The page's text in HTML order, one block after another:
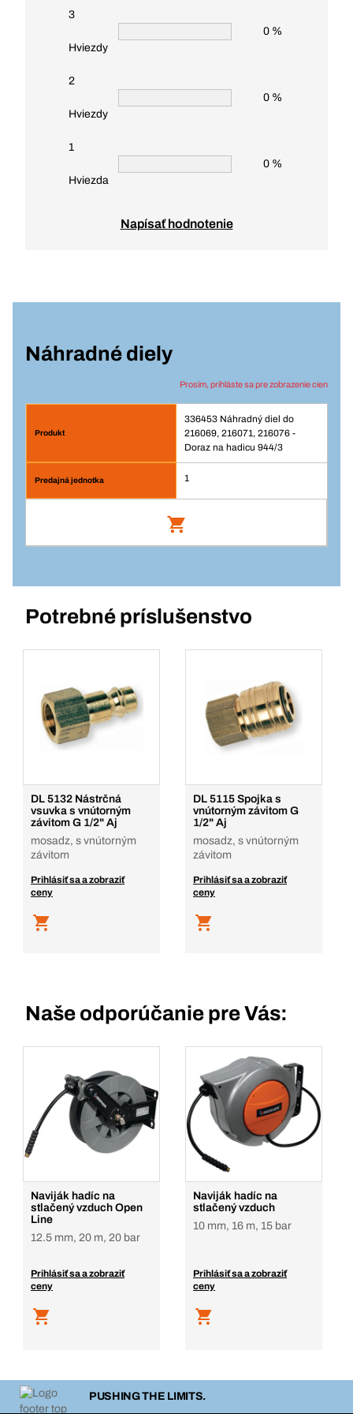
3
Hviezdy
0 %
2
Hviezdy
0 %
1
Hviezda
0 %
Napísať hodnotenie
Náhradné diely
Prosím, prihláste sa pre zobrazenie cien
336453 Náhradný diel do
216069, 216071, 216076 -
Doraz na hadicu 944/3
1
216076 - Doraz na hadicu 944/3
Prihlásenie
Pridať do košíka
Potrebné príslušenstvo
DL 5132 Nástrčná
vsuvka s vnútorným
závitom G 1/2" Aj
mosadz, s vnútorným
závitom
Prihlásiť sa a zobraziť
ceny
DL 5115 Spojka s
vnútorným závitom G
1/2" Aj
mosadz, s vnútorným
závitom
Prihlásiť sa a zobraziť
ceny
Naše odporúčanie pre Vás:
Naviják hadíc na
stlačený vzduch Open
Line
12.5 mm, 20 m, 20 bar
Prihlásiť sa a zobraziť
ceny
Naviják hadíc na
stlačený vzduch
10 mm, 16 m, 15 bar
Prihlásiť sa a zobraziť
ceny
PUSHING THE LIMITS.